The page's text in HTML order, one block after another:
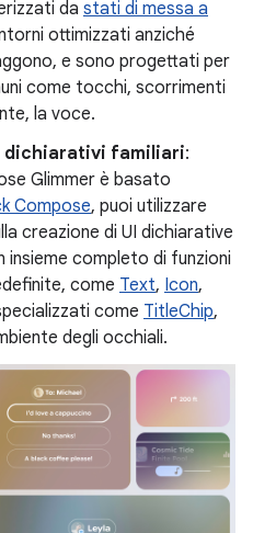
da stati di messa a
ottimizzati anziché
e sono progettati per
come tocchi, scorrimenti
la voce.
dichiarativi familiari:
Glimmer è basato
Compose, puoi utilizzare
creazione di UI dichiarative
insieme completo di funzioni
come Text, Icon,
come TitleChip,
degli occhiali.